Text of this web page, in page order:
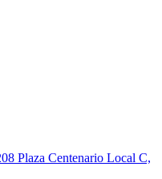
Plaza Centenario Local C,